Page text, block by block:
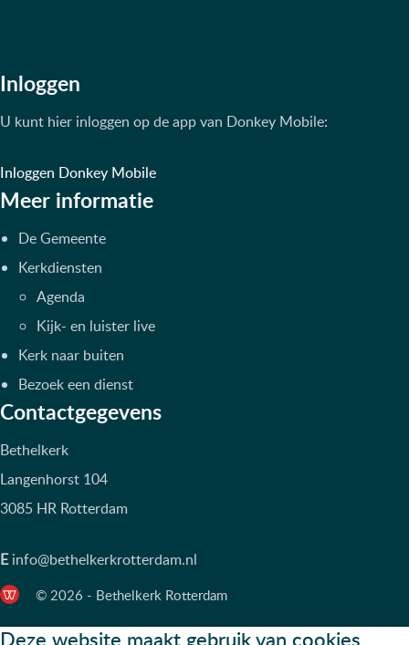
Inloggen
U kunt hier inloggen op de app van Donkey Mobile:
Inloggen Donkey Mobile
Meer informatie
De Gemeente
Kerkdiensten
Agenda
Kijk- en luister live
Kerk naar buiten
Bezoek een dienst
Contactgegevens
Bethelkerk
Langenhorst 104
3085 HR Rotterdam
E info@bethelkerkrotterdam.nl
© 2026 - Bethelkerk Rotterdam
Deze website maakt gebruik van cookies